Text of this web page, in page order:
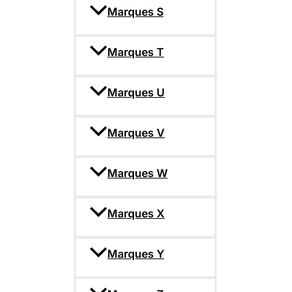
Marques S
Marques T
Marques U
Marques V
Marques W
Marques X
Marques Y